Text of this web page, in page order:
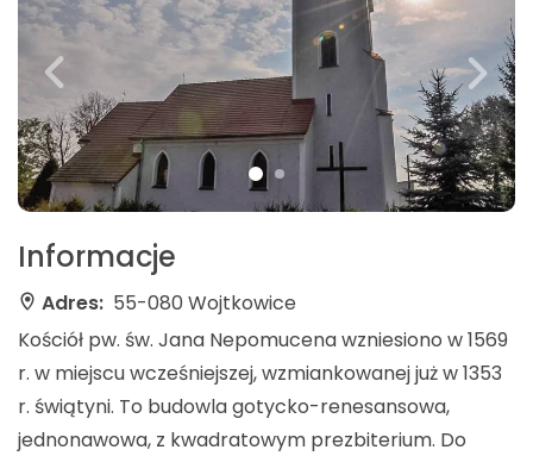
Informacje
Adres: 55-080 Wojtkowice
Kościół pw. św. Jana Nepomucena wzniesiono w 1569
r. w miejscu wcześniejszej, wzmiankowanej już w 1353
r. świątyni. To budowla gotycko-renesansowa,
jednonawowa, z kwadratowym prezbiterium. Do